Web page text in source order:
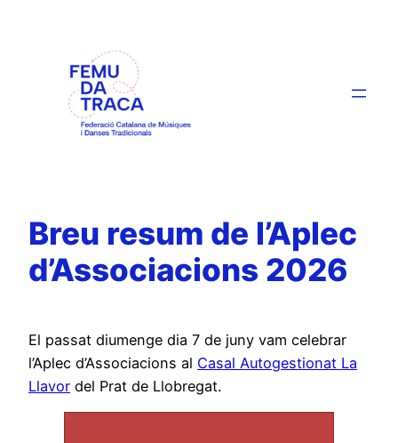
Breu resum de l’Aplec
d’Associacions 2026
El passat diumenge dia 7 de juny vam celebrar
l’Aplec d’Associacions al Casal Autogestionat La
Llavor del Prat de Llobregat.